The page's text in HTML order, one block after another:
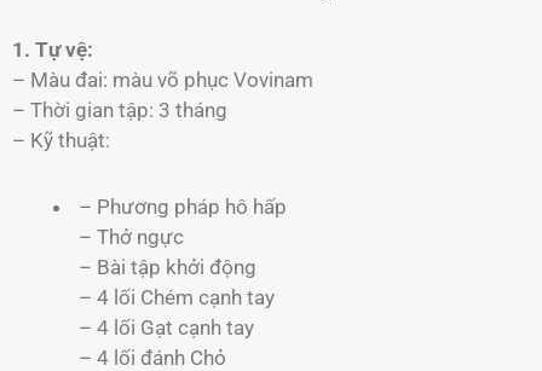
1. Tự vệ:
– Màu đai: màu võ phục Vovinam
– Thời gian tập: 3 tháng
– Kỹ thuật:
– Phương pháp hô hấp
– Thở ngực
– Bài tập khởi động
– 4 lối Chém cạnh tay
– 4 lối Gạt cạnh tay
– 4 lối đánh Chỏ